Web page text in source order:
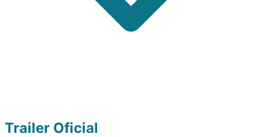
Trailer Oficial